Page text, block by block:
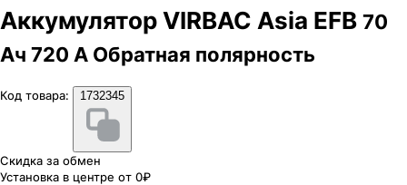
Аккумулятор VIRBAC Asia EFB 70
Ач 720 А Обратная полярность
Код товара: 1732345
Скидка за обмен
Установка в центре от 0₽